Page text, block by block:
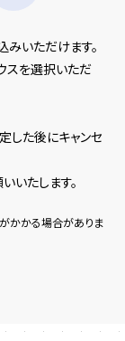
いただけます。
スを選択いただ
した後にキャンセ
いたします。
かかる場合がありま